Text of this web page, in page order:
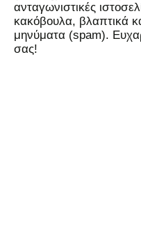
ανταγωνιστικές
κακόβουλα, βλαπτικά
μηνύματα (spam).
σας!